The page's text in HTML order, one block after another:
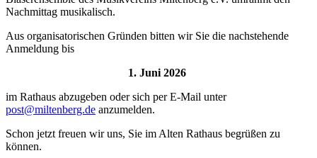
Nachmittag musikalisch.
Aus organisatorischen Gründen bitten wir Sie die nachstehende
Anmeldung bis
1. Juni 2026
im Rathaus abzugeben oder sich per E-Mail unter
post@miltenberg.de anzumelden.
Schon jetzt freuen wir uns, Sie im Alten Rathaus begrüßen zu
können.